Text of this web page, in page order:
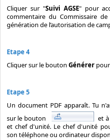
Cliquer sur "Suivi AGSE" pour
commentaire du Commissaire
génération de l’autorisation de
Etape 4
Cliquer sur le bouton Générer
Etape 5
Un document PDF apparaît. Tu
sur le bouton
et
et chef d'unité. Le chef d'unité
son téléphone ou ordinateur